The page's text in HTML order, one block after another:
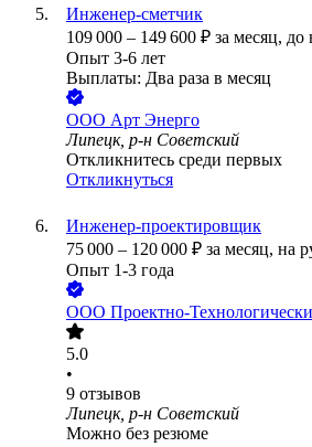
Инженер-сметчик
109 000 – 149 600 ₽ за месяц, до
Опыт 3-6 лет
Выплаты: Два раза в месяц
ООО Арт Энерго
Липецк, р-н Советский
Откликнитесь среди первых
Откликнуться
Инженер-проектировщик
75 000 – 120 000 ₽ за месяц, на
Опыт 1-3 года
ООО Проектно-
5.0
•
9 отзывов
Липецк, р-н Советский
Можно без резюме